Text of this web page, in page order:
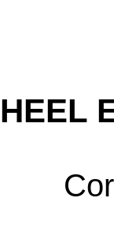
HEEL